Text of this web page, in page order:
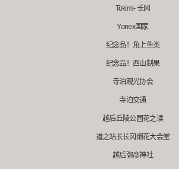
Tokimi- 长冈
Yonex国家
纪念品！角上鱼类
纪念品！西山制果
寺泊观光协会
寺泊交通
越后丘陵公园花之读
道之站长长冈烟花大会堂
越后弥彦神社